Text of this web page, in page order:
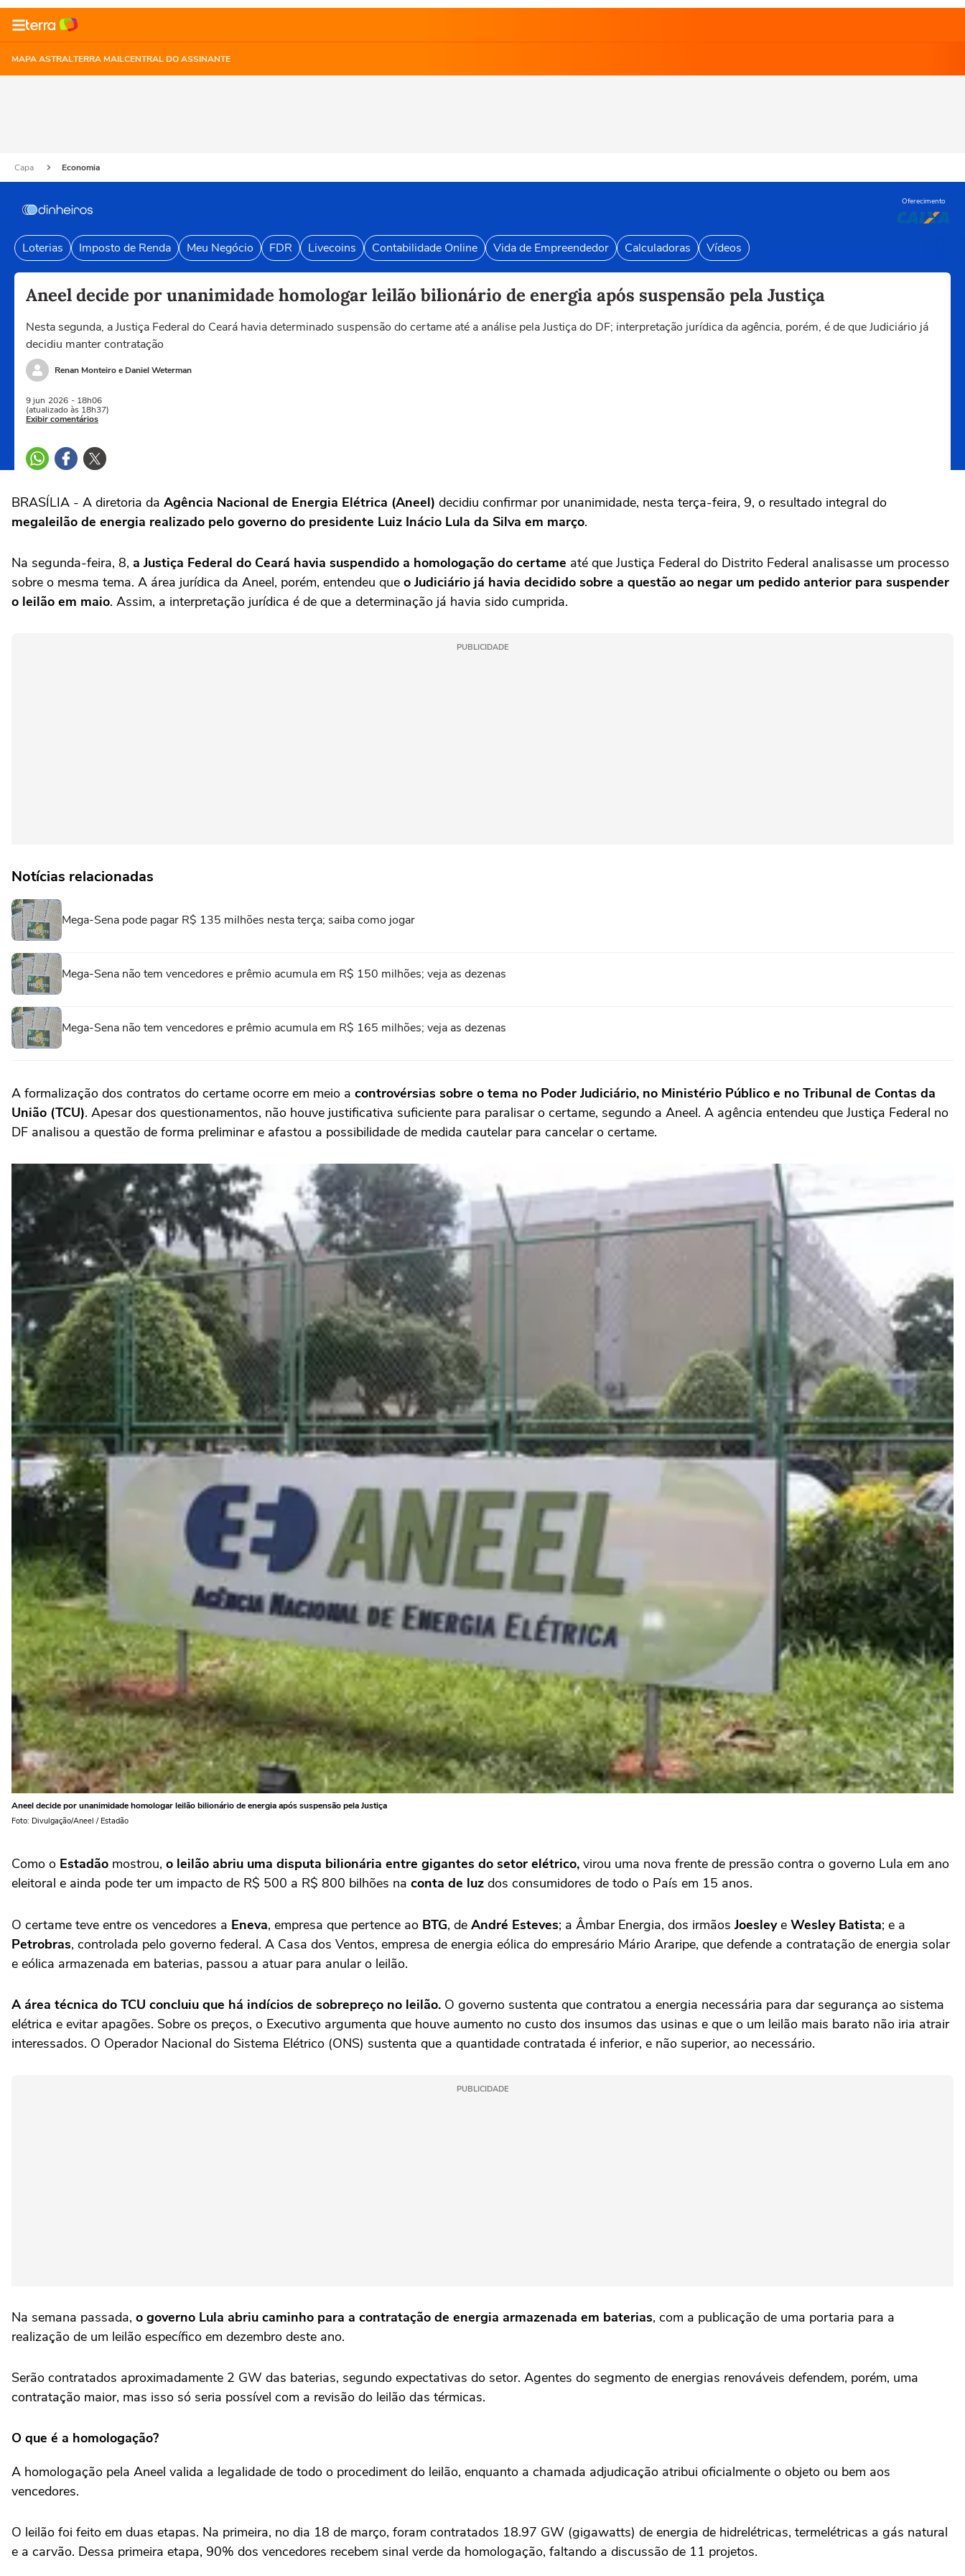
MAPA ASTRALTERRA MAILCENTRAL DO ASSINANTE
Capa Economia
Oferecimento
Loterias Imposto de Renda Meu Negócio FDR Livecoins Contabilidade Online Vida de Empreendedor Calculadoras Vídeos
Aneel decide por unanimidade homologar leilão bilionário de energia após suspensão pela Justiça
Nesta segunda, a Justiça Federal do Ceará havia determinado suspensão do certame até a análise pela Justiça do DF; interpretação jurídica da agência, porém, é de que Judiciário já
decidiu manter contratação
Renan Monteiro e Daniel Weterman
9 jun 2026 - 18h06
(atualizado às 18h37)
Exibir comentários
BRASÍLIA - A diretoria da Agência Nacional de Energia Elétrica (Aneel) decidiu confirmar por unanimidade, nesta terça-feira, 9, o resultado integral do
megaleilão de energia realizado pelo governo do presidente Luiz Inácio Lula da Silva em março.
Na segunda-feira, 8, a Justiça Federal do Ceará havia suspendido a homologação do certame até que Justiça Federal do Distrito Federal analisasse um processo
sobre o mesma tema. A área jurídica da Aneel, porém, entendeu que o Judiciário já havia decidido sobre a questão ao negar um pedido anterior para suspender
o leilão em maio. Assim, a interpretação jurídica é de que a determinação já havia sido cumprida.
PUBLICIDADE
Notícias relacionadas
Mega-Sena pode pagar R$ 135 milhões nesta terça; saiba como jogar
Mega-Sena não tem vencedores e prêmio acumula em R$ 150 milhões; veja as dezenas
Mega-Sena não tem vencedores e prêmio acumula em R$ 165 milhões; veja as dezenas
A formalização dos contratos do certame ocorre em meio a controvérsias sobre o tema no Poder Judiciário, no Ministério Público e no Tribunal de Contas da
União (TCU). Apesar dos questionamentos, não houve justificativa suficiente para paralisar o certame, segundo a Aneel. A agência entendeu que Justiça Federal no
DF analisou a questão de forma preliminar e afastou a possibilidade de medida cautelar para cancelar o certame.
Aneel decide por unanimidade homologar leilão bilionário de energia após suspensão pela Justiça
Foto: Divulgação/Aneel / Estadão
Como o Estadão mostrou, o leilão abriu uma disputa bilionária entre gigantes do setor elétrico, virou uma nova frente de pressão contra o governo Lula em ano
eleitoral e ainda pode ter um impacto de R$ 500 a R$ 800 bilhões na conta de luz dos consumidores de todo o País em 15 anos.
O certame teve entre os vencedores a Eneva, empresa que pertence ao BTG, de André Esteves; a Âmbar Energia, dos irmãos Joesleye Wesley Batista; e a
Petrobras, controlada pelo governo federal. A Casa dos Ventos, empresa de energia eólica do empresário Mário Araripe, que defende a contratação de energia solar
e eólica armazenada em baterias, passou a atuar para anular o leilão.
A área técnica do TCU concluiu que há indícios de sobrepreço no leilão. O governo sustenta que contratou a energia necessária para dar segurança ao sistema
elétrica e evitar apagões. Sobre os preços, o Executivo argumenta que houve aumento no custo dos insumos das usinas e que o um leilão mais barato não iria atrair
interessados. O Operador Nacional do Sistema Elétrico (ONS) sustenta que a quantidade contratada é inferior, e não superior, ao necessário.
PUBLICIDADE
Na semana passada, o governo Lula abriu caminho para a contratação de energia armazenada em baterias, com a publicação de uma portaria para a
realização de um leilão específico em dezembro deste ano.
Serão contratados aproximadamente 2 GW das baterias, segundo expectativas do setor. Agentes do segmento de energias renováveis defendem, porém, uma
contratação maior, mas isso só seria possível com a revisão do leilão das térmicas.
O que é a homologação?
A homologação pela Aneel valida a legalidade de todo o procediment do leilão, enquanto a chamada adjudicação atribui oficialmente o objeto ou bem aos
vencedores.
O leilão foi feito em duas etapas. Na primeira, no dia 18 de março, foram contratados 18.97 GW (gigawatts) de energia de hidrelétricas, termelétricas a gás natural
e a carvão. Dessa primeira etapa, 90% dos vencedores recebem sinal verde da homologação, faltando a discussão de 11 projetos.